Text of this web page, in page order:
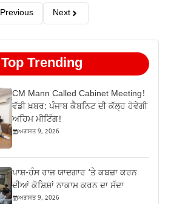
Previous Next
Top Trending
CM Mann Called Cabinet Meeting!
ਵੱਡੀ ਖ਼ਬਰ: ਪੰਜਾਬ ਕੈਬਨਿਟ ਦੀ ਕੱਲ੍ਹ ਹੋਵੇਗੀ
ਅਹਿਮ ਮੀਟਿੰਗ!
ਅਗਸਤ 9, 2026
ਪਾਸ਼-ਹੰਸ ਰਾਜ ਯਾਦਗਾਰ ‘ਤੇ ਕਬਜ਼ਾ ਕਰਨ
ਦੀਆਂ ਕੋਸ਼ਿਸ਼ਾਂ ਨਾਕਾਮ ਕਰਨ ਦਾ ਸੱਦਾ
ਅਗਸਤ 9, 2026